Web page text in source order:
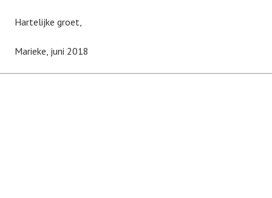
Hartelijke groet,
Marieke, juni 2018